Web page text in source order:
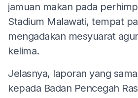
jamuan makan pada
Stadium Malawati, tempat
mengadakan mesyuarat
kelima.
Jelasnya, laporan yang
kepada Badan Pencegah